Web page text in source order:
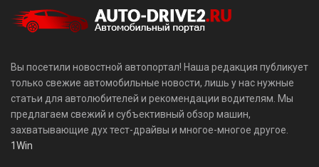
Вы посетили новостной автопортал! Наша редакция публикует
только свежие автомобильные новости, лишь у нас нужные
статьи для автолюбителей и рекомендации водителям. Мы
предлагаем свежий и субъективный обзор машин,
захватывающие дух тест-драйвы и многое-многое другое.
1Win